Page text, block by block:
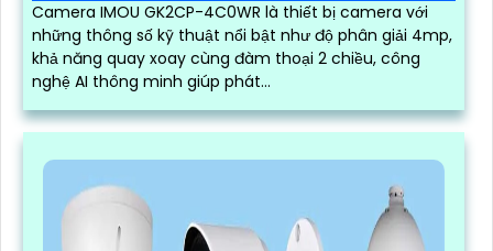
Camera IMOU GK2CP-4C0WR là thiết bị camera với
những thông số kỹ thuật nổi bật như độ phân giải 4mp,
khả năng quay xoay cùng đàm thoại 2 chiều, công
nghệ AI thông minh giúp phát...